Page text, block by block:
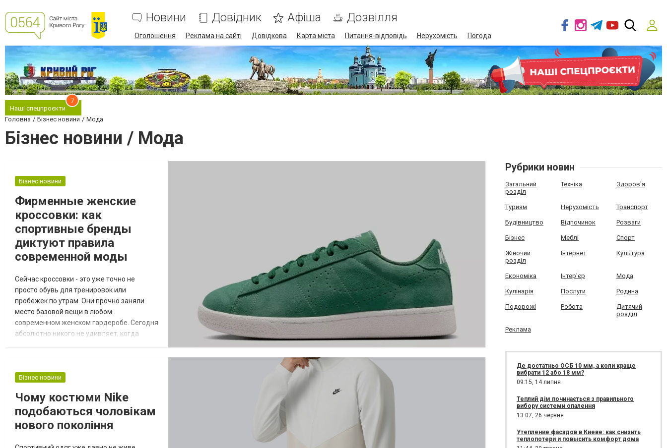
Новини Довідник Афіша Дозвілля
Оголошення Реклама на сайті Довідкова Карта міста Питання-відповідь Нерухомість Погода
Наші спецпроєкти
7
Головна Бізнес новини Мода
Бізнес новини / Мода
Бізнес новини
Фирменные женские
кроссовки: как
спортивные бренды
диктуют правила
современной моды
Сейчас кроссовки - это уже точно не
просто обувь для тренировок или
пробежек по утрам. Они прочно заняли
место базовой вещи в любом
современном женском гардеробе. Сегодня
абсолютно никого не удивляет, когда
джинсами. Популярные спортивные марки
уличной моды, сделав повседневный
комфорт главным трендом. Именно эти
Бізнес новини
Чому костюми Nike
подобаються чоловікам
нового покоління
Рубрики новин
Загальний
розділ
Техніка Здоров'я
Туризм Нерухомість Транспорт
Будівництво Відпочинок Розваги
Бізнес Меблі Спорт
Жіночий
розділ
Інтернет Культура
Економіка Інтер'єр Мода
Кулінарія Послуги Родина
Подорожі Робота
Дитячий
розділ
Реклама
Де достатньо ОСБ 10 мм, а коли краще
вибрати 12 або 18 мм?
09:15, 14 липня
Теплий дім починається з правильного
вибору системи опалення
13:07, 26 червня
Утепление фасадов в Киеве: как снизить
теплопотери и повысить комфорт дома